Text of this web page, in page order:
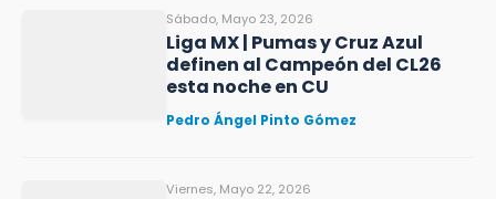
Sábado, Mayo 23, 2026
Liga MX | Pumas y Cruz Azul
definen al Campeón del CL26
esta noche en CU
Pedro Ángel Pinto Gómez
Viernes, Mayo 22, 2026